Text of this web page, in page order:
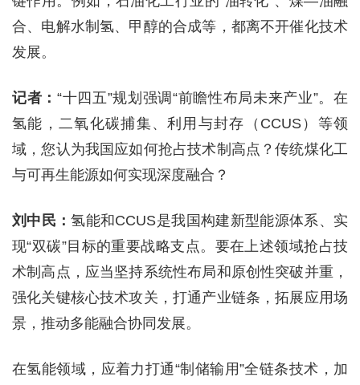
合、电解水制氢、甲醇的合成等，都离不开催化技术
发展。
记者： “十四五”规划强调“前瞻性布局未来产业”。在
氢能，二氧化碳捕集、利用与封存（CCUS）等领
域，您认为我国应如何抢占技术制高点？传统煤化工
与可再生能源如何实现深度融合？
刘中民：氢能和CCUS是我国构建新型能源体系、实
现“双碳”目标的重要战略支点。要在上述领域抢占技
术制高点，应当坚持系统性布局和原创性突破并重，
强化关键核心技术攻关，打通产业链条，拓展应用场
景，推动多能融合协同发展。
在氢能领域，应着力打通“制储输用”全链条技术，加